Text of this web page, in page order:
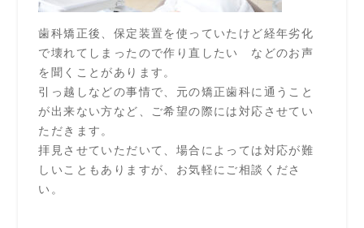
歯科矯正後、保定装置を使っていたけど経年劣化
で壊れてしまったので作り直したい などのお声
を聞くことがあります。
引っ越しなどの事情で、元の矯正歯科に通うこと
が出来ない方など、ご希望の際には対応させてい
ただきます。
拝見させていただいて、場合によっては対応が難
しいこともありますが、お気軽にご相談くださ
い。